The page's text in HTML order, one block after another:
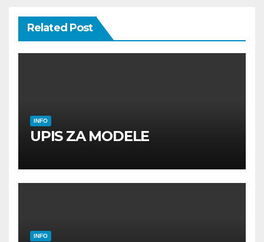
Related Post
INFO
UPIS ZA MODELE
INFO